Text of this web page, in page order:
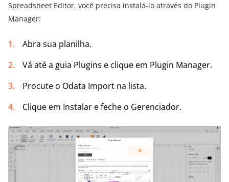
Spreadsheet Editor, você precisa instalá-lo através do Plugin
Manager:
Abra sua planilha.
Vá até a guia Plugins e clique em Plugin Manager.
Procute o Odata Import na lista.
Clique em Instalar e feche o Gerenciador.